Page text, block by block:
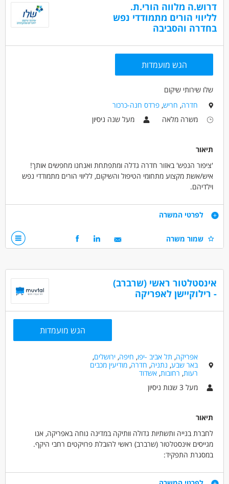
דרוש.ה מלווה הורי.ת.
לליווי הורים מתמודדי נפש
בחדרה והסביבה
הגש מועמדות
שלו שירותי שיקום
חדרה, חריש,פרדס חנה-כרכור
משרה מלאה
מעל שנה ניסיון
תיאור
'ציפור הנפש' באזור חדרה גדלה ומתפתחת ואנחנו מחפשים אותך!
איש/אשת מקצוע מתחומי הטיפול והשיקום, לליווי הורים מתמודדי נפש
וילדיהם.
בניה ועבודה על תכנית שיקום בדגש על הדרכה הורית.
תינתן הדרכה מקצועית קבועה!
למתאימים.ות:
אפשרויות פיתוח וקידום מקצועי,
המלצה לתואר שני ועוד!
אפשרות לשימוש במשרדי המקום עבור קליניקה פרטית לאחר שעות
הפעילות
דרישות
תואר ראשון בעבודה סוציאלית/ריפוי בעיסוק או תואר שני טיפולי
ניסיון בעבודה מול הורים - חובה
מיקום המשרה: חדרה, חריש, פרדס חנה
דרושים בתחום
מדעי החברה - עבודה סוציאלית ורווחה
מאפייני משרה
מעל שנה ניסיון
משרה מלאה
לפרטי המשרה
שמור משרה
אינסטלטור ראשי (שרברב)
- רילוקיישן לאפריקה
הגש מועמדות
אפריקה, תל אביב -יפו, חיפה,ירושלים,
באר שבע, נתניה, חדרה,מודיעין מכבים
רעות, רחובות,אשדוד
מעל 3 שנות ניסיון
תיאור
לחברת בנייה ותשתיות גדולה וותיקה במדינה נוחה באפריקה, אנו
מגייסים אינסטלטור (שרברב) ראשי להובלת פרויקטים רחבי היקף.
במסגרת התפקיד:
דרישות